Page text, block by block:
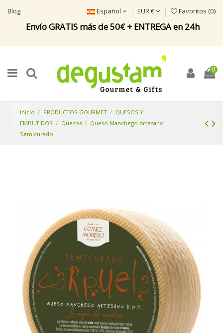
Blog
Envío GRATIS más de 50€ + ENTREGA en 24h
Español EUR € Favoritos (0)
0
Inicio PRODUCTOS GOURMET
QUESOS Y
EMBUTIDOS
Quesos
Queso Manchego Artesano
Semicurado